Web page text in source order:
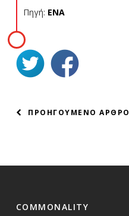
Πηγή: ΕΝΑ
ΠΛΟΗΓΗΣΗ
ΠΡΟΗΓΟΥΜΕΝΟ ΑΡΘΡΟ
COMMONALITY